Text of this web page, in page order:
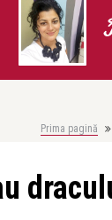
Prima pagină